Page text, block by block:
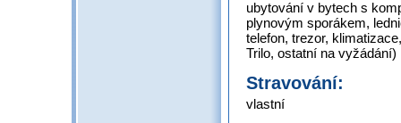
ubytování v bytech s
plynovým sporákem,
telefon, trezor,
Trilo, ostatní na vyžádání)
Stravování:
vlastní